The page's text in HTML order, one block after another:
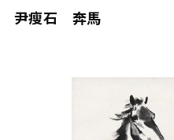
尹瘦石 奔馬